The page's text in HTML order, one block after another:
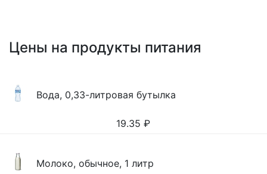
Цены на продукты питания
Вода, 0,33-литровая бутылка
19.35 ₽
Молоко, обычное, 1 литр